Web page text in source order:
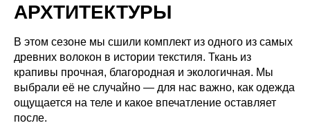
АРХТИТЕКТУРЫ
В этом сезоне мы сшили комплект из одного из самых
древних волокон в истории текстиля. Ткань из
крапивы прочная, благородная и экологичная. Мы
выбрали её не случайно — для нас важно, как одежда
ощущается на теле и какое впечатление оставляет
после.